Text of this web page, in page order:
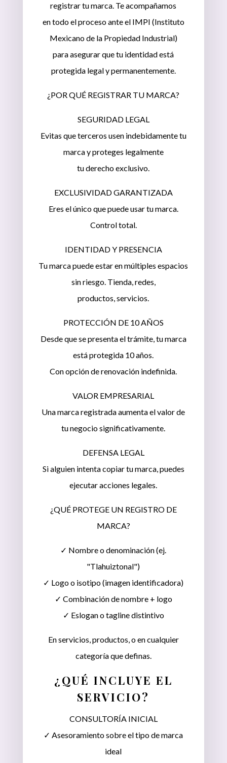
registrar tu marca. Te acompañamos
en todo el proceso ante el IMPI (Instituto
Mexicano de la Propiedad Industrial)
para asegurar que tu identidad está
protegida legal y permanentemente.
¿POR QUÉ REGISTRAR TU MARCA?
SEGURIDAD LEGAL
Evitas que terceros usen indebidamente tu
marca y proteges legalmente
tu derecho exclusivo.
EXCLUSIVIDAD GARANTIZADA
Eres el único que puede usar tu marca.
Control total.
IDENTIDAD Y PRESENCIA
Tu marca puede estar en múltiples espacios
sin riesgo. Tienda, redes,
productos, servicios.
PROTECCIÓN DE 10 AÑOS
Desde que se presenta el trámite, tu marca
está protegida 10 años.
Con opción de renovación indefinida.
VALOR EMPRESARIAL
Una marca registrada aumenta el valor de
tu negocio significativamente.
DEFENSA LEGAL
Si alguien intenta copiar tu marca, puedes
ejecutar acciones legales.
¿QUÉ PROTEGE UN REGISTRO DE
MARCA?
✓ Nombre o denominación (ej.
"Tlahuiztonal")
✓ Logo o isotipo (imagen identificadora)
✓ Combinación de nombre + logo
✓ Eslogan o tagline distintivo
En servicios, productos, o en cualquier
categoría que definas.
¿QUÉ INCLUYE EL
SERVICIO?
CONSULTORÍA INICIAL
✓ Asesoramiento sobre el tipo de marca
ideal